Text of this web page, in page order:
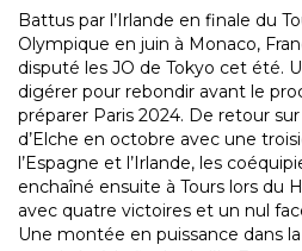
Battus par l’Irlande en finale du
Olympique en juin à Monaco,
disputé les JO de Tokyo cet été.
digérer pour rebondir avant le
préparer Paris 2024. De retour
d’Elche en octobre avec une
l’Espagne et l’Irlande, les
enchaîné ensuite à Tours lors du
avec quatre victoires et un nul
Une montée en puissance dans